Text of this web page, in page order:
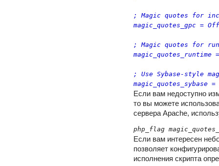
; Magic quotes for
magic_quotes_gpc = Off
; Magic quotes for
magic_quotes_runtime
; Use Sybase-style
magic_quotes_sybase
Если вам недоступно
то вы можете
сервера Apache,
php_flag
Если вам интересен
позволяет
исполнения скрипта